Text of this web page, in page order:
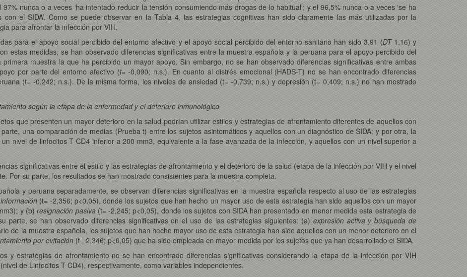
nunca o a veces ‘ha intentado reducir la tensión consumiendo más drogas de lo habitual’; y el 96,5% nunca o a veces ‘se ha
con el SIDA’. Como se puede observar en la Tabla 4, las estrategias cognitivas han sido claramente las más utilizadas por la
para afrontar la infección por VIH.
para el apoyo social percibido del entorno afectivo y el apoyo social percibido del entorno sanitario han sido 3,91 (DT1,16) y
estas medidas, se han observado diferencias significativas entre la muestra española y la peruana para el apoyo percibido del
primera muestra la que ha percibido un mayor apoyo. Sin embargo, no se han observado diferencias significativas entre ambas
por parte del entorno afectivo (t= -0,090; n.s.). En cuanto al distrés emocional (HADS-T) no se han encontrado diferencias
(t= -0,242; n.s.). De la misma forma, los niveles de ansiedad (t= -0,739; n.s.) y depresión (t= 0,409; n.s.) no han mostrado
según la etapa de la enfermedad y el deterioro inmunológico
que presenten un mayor deterioro en la salud podrían utilizar estilos y estrategias de afrontamiento diferentes de aquellos con
una comparación de medias (Prueba t) entre los sujetos asintomáticos y aquellos con un diagnóstico de SIDA; y por otra, la
nivel de linfocitos T CD4 inferior a 200 mm3, equivalente a la fase avanzada de la infección, y aquellos con un nivel superior a
significativas entre el estilo y las estrategias de afrontamiento y el deterioro de la salud (etapa de la infección por VIH y el nivel
Por su parte, los resultados se han mostrado consistentes para la muestra completa.
y peruana separadamente, se observan diferencias significativas en la muestra española respecto al uso de las estrategias
(t= -2,356; p<0,05), donde los sujetos que han hecho un mayor uso de esta estrategia han sido aquellos con un mayor
y (b)resignación pasiva(t= -2,245; p<0,05), donde los sujetos con SIDA han presentado en menor medida esta estrategia de
parte, se han observado diferencias significativas en el uso de las estrategias siguientes: (a) expresión activa y búsqueda de
de la muestra española, los sujetos que han hecho mayor uso de esta estrategia han sido aquellos con un menor deterioro en el
por evitación (t= 2,346; p<0,05) que ha sido empleada en mayor medida por los sujetos que ya han desarrollado el SIDA.
y estrategias de afrontamiento no se han encontrado diferencias significativas considerando la etapa de la infección por VIH
de Linfocitos T CD4), respectivamente, como variables independientes.